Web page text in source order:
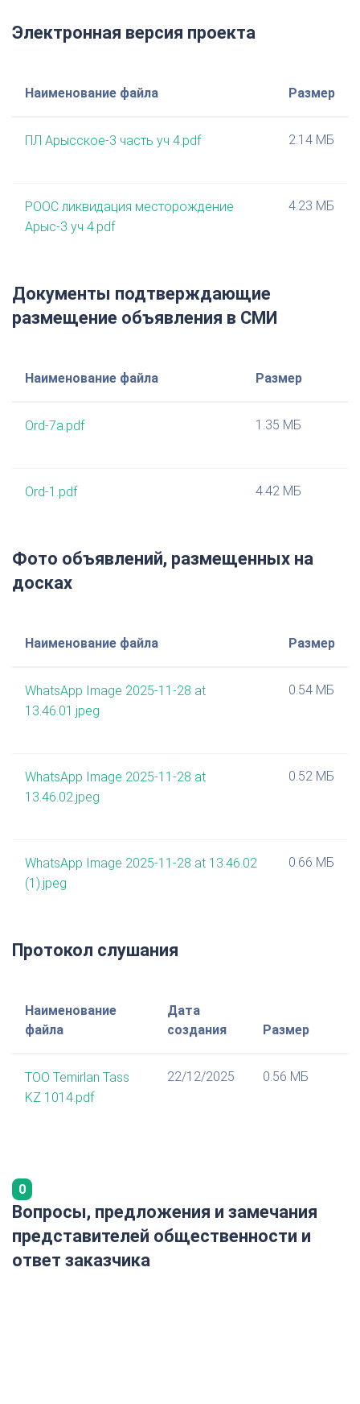
Электронная версия проекта
Наименование файла Размер
ПЛ Арысское-3 часть уч 4.pdf 2.14 МБ
РООС ликвидация месторождение
Арыс-3 уч 4.pdf
4.23 МБ
Документы подтверждающие
размещение объявления в СМИ
Наименование файла Размер
Ord-7а.pdf 1.35 МБ
Ord-1.pdf 4.42 МБ
Фото объявлений, размещенных на
досках
Наименование файла Размер
WhatsApp Image 2025-11-28 at
13.46.01.jpeg
0.54 МБ
WhatsApp Image 2025-11-28 at
13.46.02.jpeg
0.52 МБ
WhatsApp Image 2025-11-28 at 13.46.02
(1).jpeg
0.66 МБ
Протокол слушания
Наименование
файла
Дата
создания
Размер
ТОО Temirlan Tass
KZ 1014.pdf
22/12/2025 0.56 МБ
0
Вопросы, предложения и замечания
представителей общественности и
ответ заказчика